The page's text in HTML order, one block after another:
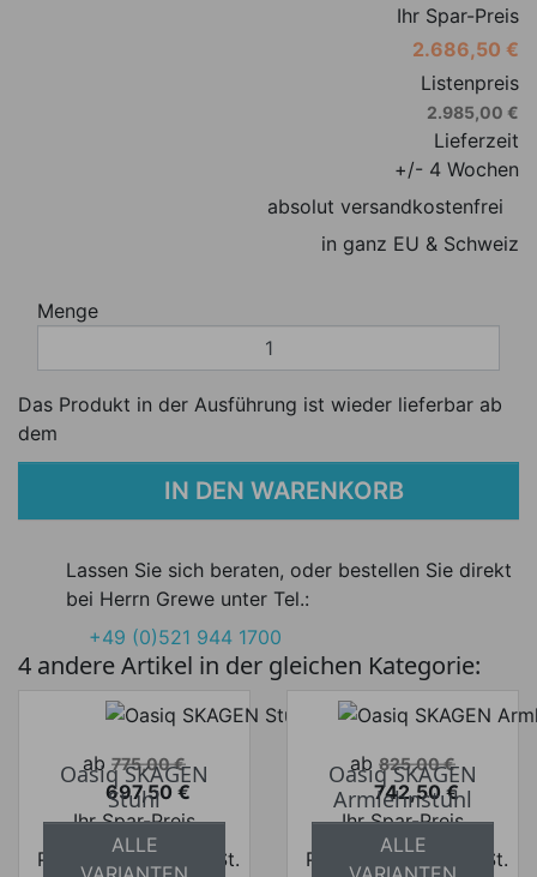
Ihr Spar-Preis
2.686,50 €
Listenpreis
2.985,00 €
Lieferzeit
+/- 4 Wochen
absolut versandkostenfrei
in ganz EU & Schweiz
Menge
Das Produkt in der Ausführung ist wieder lieferbar ab
dem
IN DEN WARENKORB
Lassen Sie sich beraten, oder bestellen Sie direkt
bei Herrn Grewe unter Tel.:
+49 (0)521 944 1700
4 andere Artikel in der gleichen Kategorie:
Verkaufspreis
ab 775,00 €
Preis
697,50 €
Ihr Spar-Preis
Preise inkl. ges. MwSt.
Oasiq SKAGEN
Stuhl
ALLE
Verkaufspreis
ab 825,00 €
Preis
742,50 €
Ihr Spar-Preis
Preise inkl. ges. MwSt.
Oasiq SKAGEN
Armlehnstuhl
ALLE